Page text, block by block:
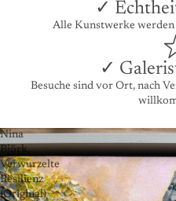
✓
Alle Kunstwerke
✓
Besuche sind vor Ort, nach
Nina
Björk,
Verwurzelte
Resilienz
(Original)